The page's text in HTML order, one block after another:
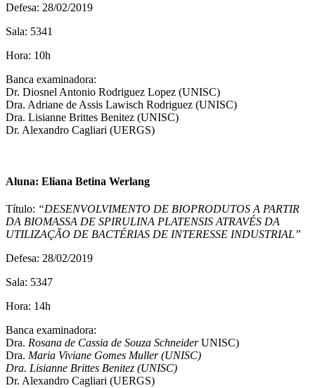
Defesa: 28/02/2019
Sala: 5341
Hora: 10h
Banca examinadora:
Dr. Diosnel Antonio Rodriguez Lopez (UNISC)
Dra. Adriane de Assis Lawisch Rodriguez (UNISC)
Dra. Lisianne Brittes Benitez (UNISC)
Dr. Alexandro Cagliari (UERGS)
Aluna: Eliana Betina Werlang
Título: “DESENVOLVIMENTO DE BIOPRODUTOS A PARTIR
DA BIOMASSA DE SPIRULINA PLATENSIS ATRAVÉS DA
UTILIZAÇÃO DE BACTÉRIAS DE INTERESSE INDUSTRIAL”
Defesa: 28/02/2019
Sala: 5347
Hora: 14h
Banca examinadora:
Dra. Rosana de Cassia de Souza SchneiderUNISC)
Dra. Maria Viviane Gomes Muller(UNISC)
Dra. Lisianne Brittes Benitez (UNISC)
Dr. Alexandro Cagliari (UERGS)